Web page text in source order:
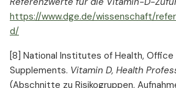
https://www.dge.de/wissenschaft/
d/
[8] National Institutes of Health,
Supplements. Vitamin D, Health
(Abschnitte zu Risikogruppen,